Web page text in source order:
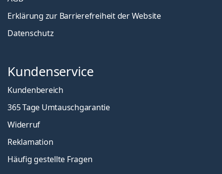
Erklärung zur Barrierefreiheit der Website
Datenschutz
Kundenservice
Kundenbereich
365 Tage Umtauschgarantie
Widerruf
Reklamation
Häufig gestellte Fragen